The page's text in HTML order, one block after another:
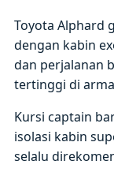
Toyota Alphard
dengan kabin
dan perjalanan
tertinggi di
Kursi captain
isolasi kabin
selalu